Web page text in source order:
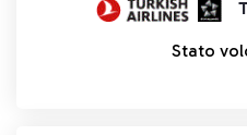
Stato